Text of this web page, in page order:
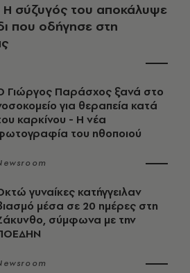
Η σύζυγός του αποκάλυψε
που οδήγησε στη
Γιώργος Παράσχος ξανά στο
για θεραπεία κατά
καρκίνου - Η νέα
του ηθοποιού
γυναίκες κατήγγειλαν
μέσα σε 20 ημέρες στη
σύμφωνα με την